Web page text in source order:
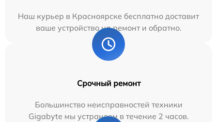
Наш курьер в Красноярске бесплатно доставит
ваше устройство на ремонт и обратно.
Срочный ремонт
Большинство неисправностей техники
Gigabyte мы устраняем в течение 2 часов.